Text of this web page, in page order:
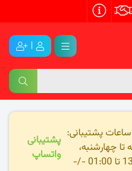
|
پشتیبانی:
تا چهارشنبه،
-/-
پشتیبانی
واتساپ